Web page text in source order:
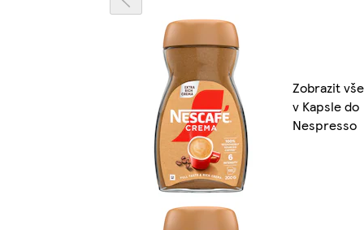
Zobrazit vše
v Kapsle do
Nespresso